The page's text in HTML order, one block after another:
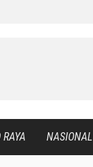
RAYA NASIONAL